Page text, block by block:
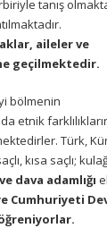
tanış
aileler ve
geçilmektedir.
bölmenin
etnik
Türk,
kısa saçlı;
dava adamlığı
Cumhuriyeti